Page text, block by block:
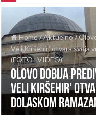
Home/Aktuelno/
Veli Kiršehir’ otvara svoja
(FOTO+VIDEO)
Olovo dobija
Veli Kiršehir’
dolaskom